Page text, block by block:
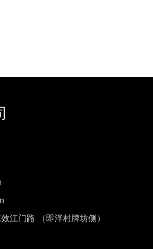
江门路 （即泮村牌坊侧）